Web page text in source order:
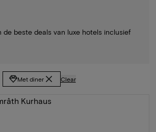
de beste deals van luxe hotels inclusief
Met diner Clear